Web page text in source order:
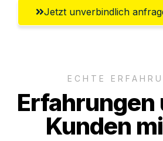
Jetzt unverbindlich
ECHTE
Erfahrungen
Kunden